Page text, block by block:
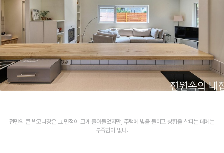
전면의 큰 발코니창은 그 면적이 크게 줄어들었지만, 주택에 빛을 들이고 상황을 살피는 데에는
부족함이 없다.